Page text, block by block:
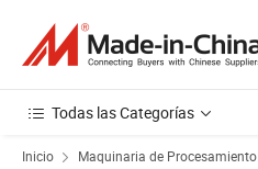
Todas las Categorías
Inicio Maquinaria de Procesamiento